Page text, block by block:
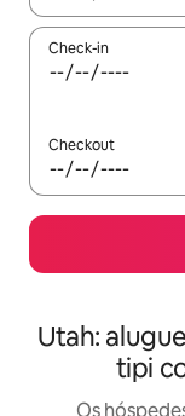
Check-in
Checkout
Utah:
tipi
Os